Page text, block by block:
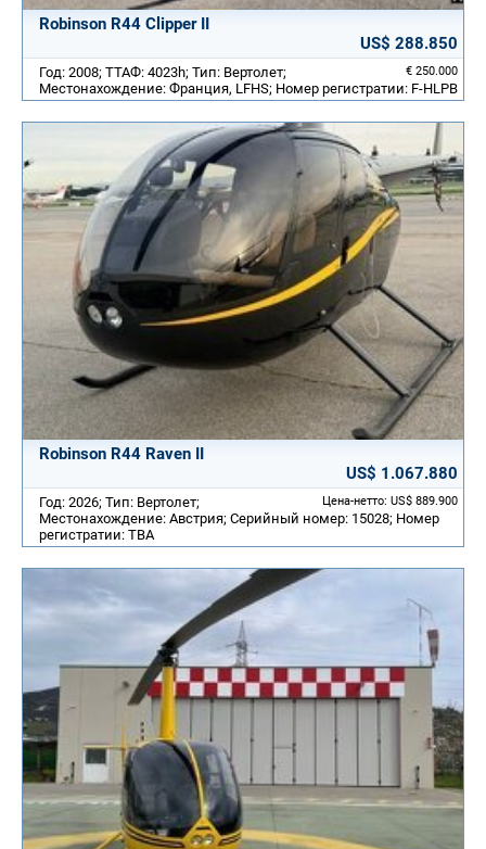
Robinson R44 Clipper II
US$ 288.850
€ 250.000
Год: 2008; ТТАФ: 4023h; Тип: Вертолет;
Местонахождение: Франция, LFHS; Номер регистратии: F-HLPB
Robinson R44 Raven II
US$ 1.067.880
Цена-нетто: US$ 889.900
Год: 2026; Тип: Вертолет;
Местонахождение: Австрия; Серийный номер: 15028; Номер
регистратии: TBA